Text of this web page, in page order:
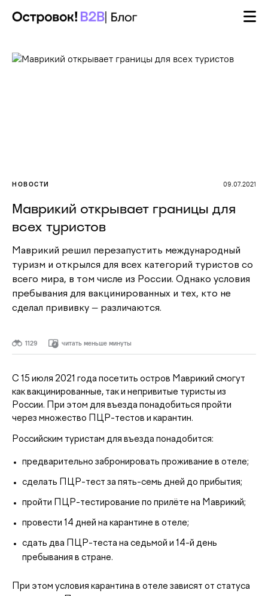
НОВОСТИ 09.07.2021
Маврикий открывает границы для
всех туристов
Маврикий решил перезапустить международный
туризм и открылся для всех категорий туристов со
всего мира, в том числе из России. Однако условия
пребывания для вакцинированных и тех, кто не
сделал прививку — различаются.
1129 читать меньше минуты
С 15 июля 2021 года посетить остров Маврикий смогут
как вакцинированные, так и непривитые туристы из
России. При этом для въезда понадобиться пройти
через множество ПЦР-тестов и карантин.
Российским туристам для въезда понадобится:
предварительно забронировать проживание в отеле;
сделать ПЦР-тест за пять-семь дней до прибытия;
пройти ПЦР-тестирование по прилёте на Маврикий;
провести 14 дней на карантине в отеле;
сдать два ПЦР-теста на седьмой и 14-й день
пребывания в стране.
При этом условия карантина в отеле зависят от статуса